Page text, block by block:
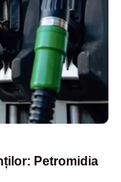
Petromidia